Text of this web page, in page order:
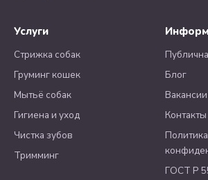
Услуги
Стрижка собак
Груминг кошек
Мытьё собак
Гигиена и уход
Чистка зубов
Тримминг
Блог
Вакансии
Контакты
Политика
ГОСТ Р